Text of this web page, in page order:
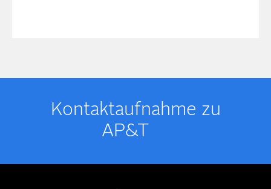
Kontakt­­aufnahme zu
AP&T